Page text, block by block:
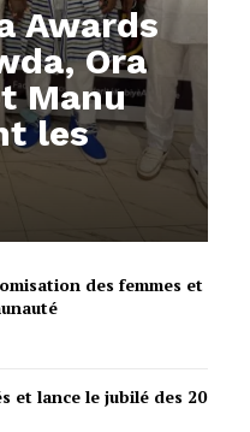
Awards
Ora
Manu
les
des femmes et
et lance le jubilé des 20